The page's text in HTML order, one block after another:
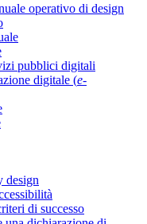
operativo di design
pubblici digitali
digitale (e-
design
di successo